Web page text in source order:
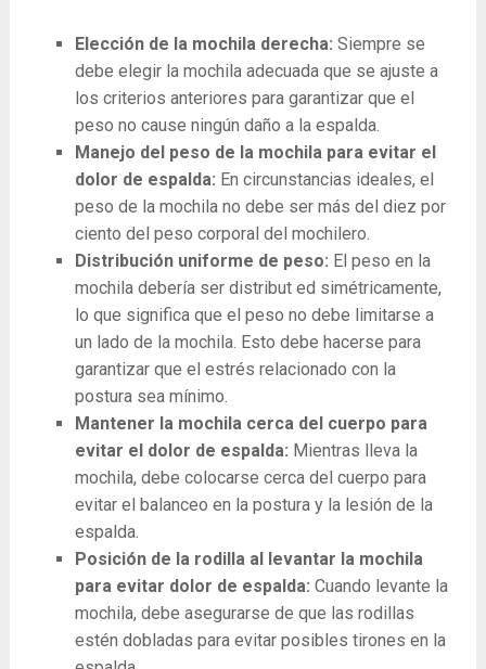
Elección de la mochila derecha: Siempre se
debe elegir la mochila adecuada que se ajuste a
los criterios anteriores para garantizar que el
peso no cause ningún daño a la espalda.
Manejo del peso de la mochila para evitar el
dolor de espalda: En circunstancias ideales, el
peso de la mochila no debe ser más del diez por
ciento del peso corporal del mochilero.
Distribución uniforme de peso: El peso en la
mochila debería ser distribut ed simétricamente,
lo que significa que el peso no debe limitarse a
un lado de la mochila. Esto debe hacerse para
garantizar que el estrés relacionado con la
postura sea mínimo.
Mantener la mochila cerca del cuerpo para
evitar el dolor de espalda: Mientras lleva la
mochila, debe colocarse cerca del cuerpo para
evitar el balanceo en la postura y la lesión de la
espalda.
Posición de la rodilla al levantar la mochila
para evitar dolor de espalda: Cuando levante la
mochila, debe asegurarse de que las rodillas
estén dobladas para evitar posibles tirones en la